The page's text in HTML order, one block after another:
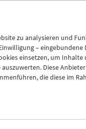
zu analysieren und
– eingebundene
einsetzen, um Inhalte
Diese
die diese im